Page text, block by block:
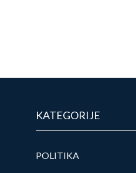
KATEGORIJE
POLITIKA